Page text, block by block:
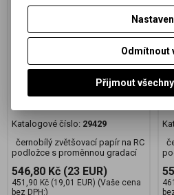
FOMASPEED Variant 312
20,3x25,4 CM/25 KS
Katalogové číslo: 29429
černobílý zvětšovací papír na RC
podložce s proměnnou gradací
546,80 Kč (23 EUR)
451,90 Kč (19,01 EUR) (Vaše cena
bez DPH:)
Odmítnout
Přijmout